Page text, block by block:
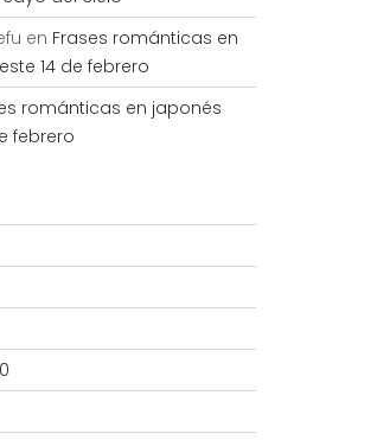
en Frases románticas en
14 de febrero
románticas en japonés
febrero